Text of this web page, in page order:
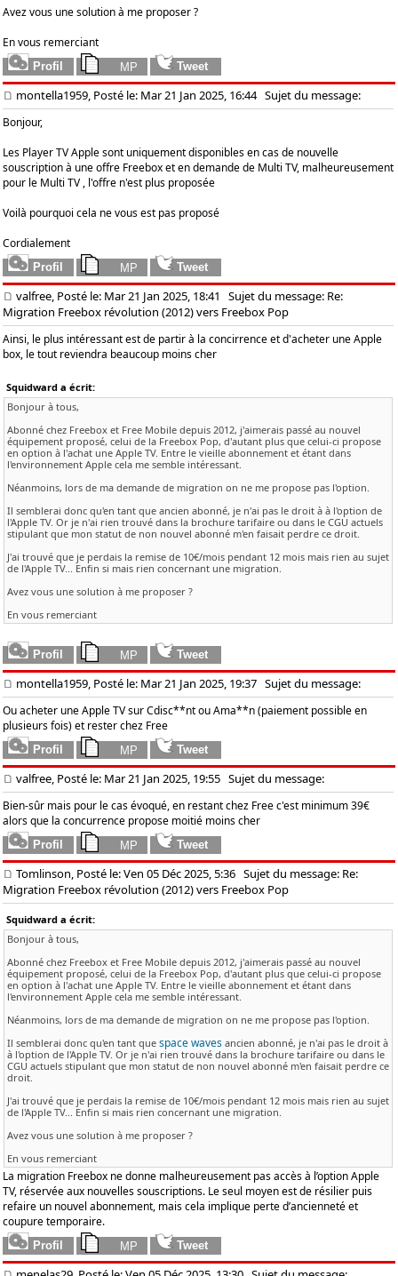
Avez vous une solution à me proposer ?
En vous remerciant
montella1959, Posté le: Mar 21 Jan 2025, 16:44Sujet du message:
Bonjour,
Les Player TV Apple sont uniquement disponibles en cas de nouvelle
souscription à une offre Freebox et en demande de Multi TV, malheureusement
pour le Multi TV , l'offre n'est plus proposée
Voilà pourquoi cela ne vous est pas proposé
Cordialement
valfree, Posté le: Mar 21 Jan 2025, 18:41
Sujet du message: Re:
Migration Freebox révolution (2012) vers Freebox Pop
Ainsi, le plus intéressant est de partir à la concirrence et d'acheter une Apple
box, le tout reviendra beaucoup moins cher
Squidward a écrit:
Bonjour à tous,
Abonné chez Freebox et Free Mobile depuis 2012, j'aimerais passé au nouvel
équipement proposé, celui de la Freebox Pop, d'autant plus que celui-ci propose
en option à l'achat une Apple TV. Entre le vieille abonnement et étant dans
l'environnement Apple cela me semble intéressant.
Néanmoins, lors de ma demande de migration on ne me propose pas l'option.
Il semblerai donc qu'en tant que ancien abonné, je n'ai pas le droit à à l'option de
l'Apple TV. Or je n'ai rien trouvé dans la brochure tarifaire ou dans le CGU actuels
stipulant que mon statut de non nouvel abonné m'en faisait perdre ce droit.
J'ai trouvé que je perdais la remise de 10€/mois pendant 12 mois mais rien au sujet
de l'Apple TV... Enfin si mais rien concernant une migration.
Avez vous une solution à me proposer ?
En vous remerciant
montella1959, Posté le: Mar 21 Jan 2025, 19:37 Sujet du message:
Ou acheter une Apple TV sur Cdisc**nt ou Ama**n (paiement possible en
plusieurs fois) et rester chez Free
valfree, Posté le: Mar 21 Jan 2025, 19:55 Sujet du message:
Bien-sûr mais pour le cas évoqué, en restant chez Free c'est minimum 39€
alors que la concurrence propose moitié moins cher
Tomlinson, Posté le: Ven 05 Déc 2025, 5:36 Sujet du message: Re:
Migration Freebox révolution (2012) vers Freebox Pop
Squidward a écrit:
Bonjour à tous,
Abonné chez Freebox et Free Mobile depuis 2012, j'aimerais passé au nouvel
équipement proposé, celui de la Freebox Pop, d'autant plus que celui-ci propose
en option à l'achat une Apple TV. Entre le vieille abonnement et étant dans
l'environnement Apple cela me semble intéressant.
Néanmoins, lors de ma demande de migration on ne me propose pas l'option.
Il semblerai donc qu'en tant que space waves ancien abonné, je n'ai pas le droit à
à l'option de l'Apple TV. Or je n'ai rien trouvé dans la brochure tarifaire ou dans le
CGU actuels stipulant que mon statut de non nouvel abonné m'en faisait perdre ce
droit.
J'ai trouvé que je perdais la remise de 10€/mois pendant 12 mois mais rien au sujet
de l'Apple TV... Enfin si mais rien concernant une migration.
Avez vous une solution à me proposer ?
En vous remerciant
La migration Freebox ne donne malheureusement pas accès à l’option Apple
TV, réservée aux nouvelles souscriptions. Le seul moyen est de résilier puis
refaire un nouvel abonnement, mais cela implique perte d’ancienneté et
coupure temporaire.